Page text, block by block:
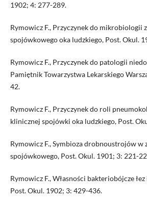
1902; 4: 277-289.
Rymowicz F., Przyczynek do mikrobiologii
spojówkowego oka ludzkiego, Post. Okul.
Rymowicz F., Przyczynek do patologii
Pamiętnik Towarzystwa Lekarskiego
42.
Rymowicz F., Przyczynek do roli
klinicznej spojówki oka ludzkiego, Post.
Rymowicz F., Symbioza drobnoustrojów w
spojówkowego, Post. Okul. 1901; 3: 221-
Rymowicz F., Własności bakteriobójcze
Post. Okul. 1902; 3: 429-436.